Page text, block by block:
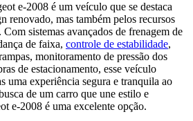
e-2008 é um veículo que se destaca
renovado, mas também pelos recursos
sistemas avançados de frenagem de
de faixa, controle de estabilidade,
monitoramento de pressão dos
de estacionamento, esse veículo
uma experiência segura e tranquila ao
de um carro que une estilo e
e-2008 é uma excelente opção.